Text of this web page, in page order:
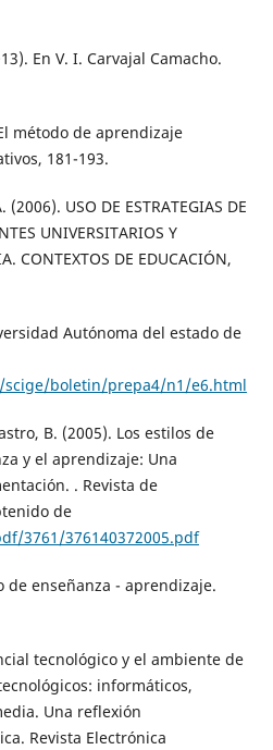
En V. I. Carvajal Camacho.
método de aprendizaje
181-193.
USO DE ESTRATEGIAS DE
UNIVERSITARIOS Y
CONTEXTOS DE EDUCACIÓN,
Autónoma del estado de
boletin/prepa4/n1/e6.html
B. (2005). Los estilos de
y el aprendizaje: Una
. Revista de
de
3761/376140372005.pdf
de enseñanza - aprendizaje.
tecnológico y el ambiente de
informáticos,
Una reflexión
Revista Electrónica